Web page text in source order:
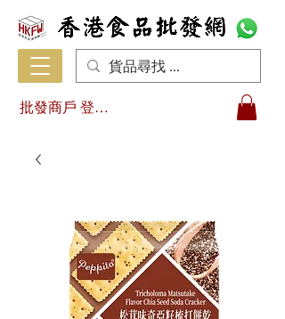
批發商戶 登入/註冊